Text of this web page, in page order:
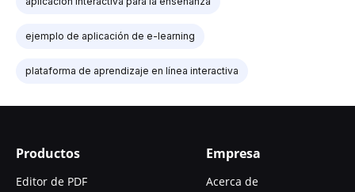
ejemplo de aplicación de e-learning
plataforma de aprendizaje en línea interactiva
Productos
Editor de PDF
Empresa
Acerca de